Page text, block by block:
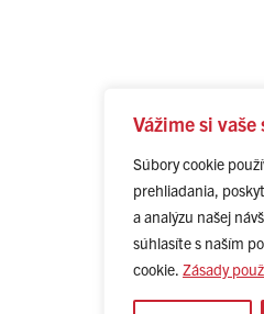
Vážime si
Súbory cookie
prehliadania,
a analýzu našej
súhlasíte s naším
cookie. Zásady